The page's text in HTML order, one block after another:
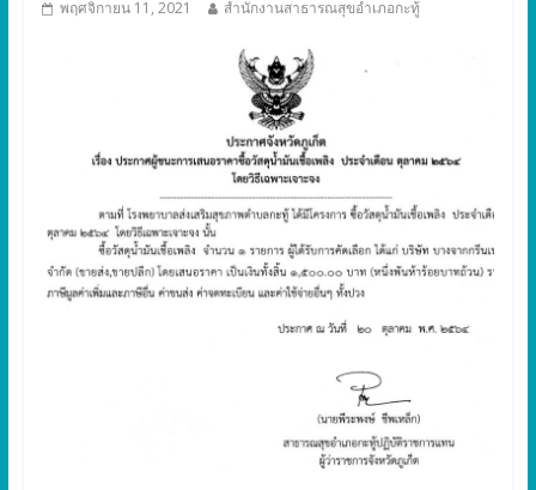
พฤศจิกายน 11, 2021 สำนักงานสาธารณสุขอำเภอกะทู้